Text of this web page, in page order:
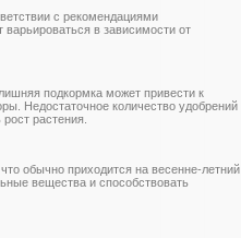
с рекомендациями
в зависимости от
подкормка может привести к
Недостаточное количество удобрений
растения.
обычно приходится на весенне-летний
вещества и способствовать